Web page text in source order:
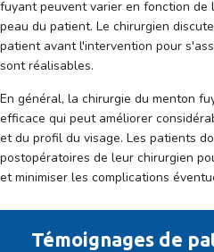
fuyant peuvent varier en fonction
peau du patient. Le chirurgien
patient avant l'intervention pour
sont réalisables.
En général, la chirurgie du menton
efficace qui peut améliorer
et du profil du visage. Les patients
postopératoires de leur chirurgien
et minimiser les complications
Témoignages de